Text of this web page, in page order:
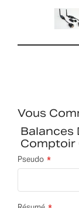
Vous
Balances
Comptoir
Pseudo